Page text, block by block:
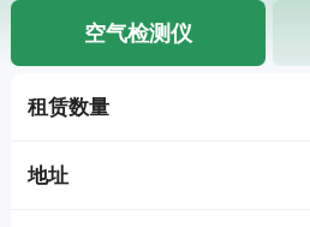
空气检测仪
租赁数量
地址